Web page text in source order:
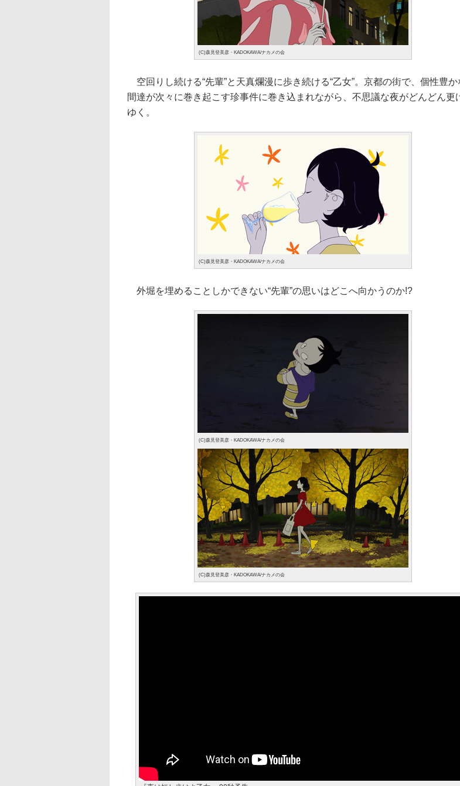
(C)森見登美彦・KADOKAWA/ナカメの会
空回りし続ける“先輩”と天真爛漫に歩き続ける“乙女”。京都の街で、個性豊か
間達が次々に巻き起こす珍事件に巻き込まれながら、不思議な夜がどんどん更
ゆく。
(C)森見登美彦・KADOKAWA/ナカメの会
外堀を埋めることしかできない“先輩”の思いはどこへ向かうのか!?
(C)森見登美彦・KADOKAWA/ナカメの会
(C)森見登美彦・KADOKAWA/ナカメの会